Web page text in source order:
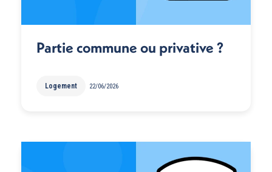
Partie commune ou privative ?
Logement 22/06/2026